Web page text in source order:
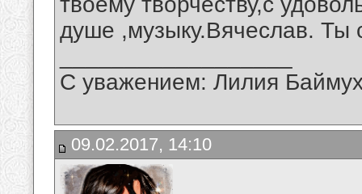
душе ,музыку.Вячеслав. Ты
С уважением: Лилия
09.02.2017, 14:10